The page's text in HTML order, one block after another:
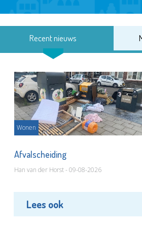
Recent nieuws
Wonen
Afvalscheiding
Han van der Horst - 09-08-2026
Lees ook